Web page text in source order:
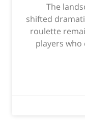
The
shifted
roulette
players who